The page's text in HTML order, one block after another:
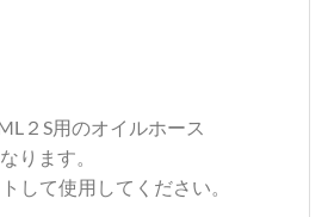
２S用のオイルホース
ります。
して使用してください。